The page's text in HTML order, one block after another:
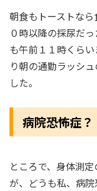
朝食もトーストな
０時以降の採尿だ
も午前１１時くら
り朝の通勤ラッシ
した。
病院恐怖症？
ところで、身体測
が、どうも私、病院